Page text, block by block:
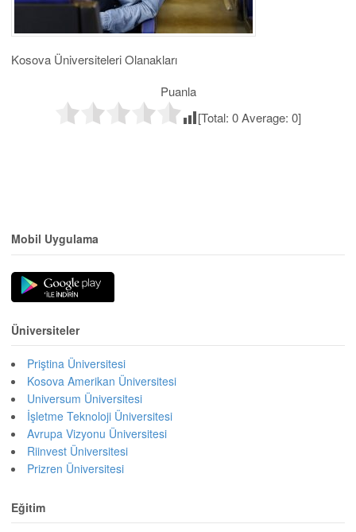
Kosova Üniversiteleri Olanakları
Puanla
[Total: 0Average: 0]
Mobil Uygulama
Üniversiteler
Priştina Üniversitesi
Kosova Amerikan Üniversitesi
Universum Üniversitesi
İşletme Teknoloji Üniversitesi
Avrupa Vizyonu Üniversitesi
Riinvest Üniversitesi
Prizren Üniversitesi
Eğitim